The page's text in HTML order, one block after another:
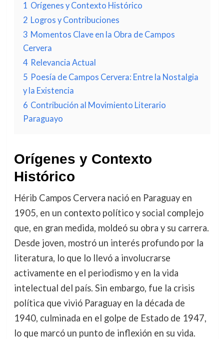
1 Orígenes y Contexto Histórico
2 Logros y Contribuciones
3 Momentos Clave en la Obra de Campos
Cervera
4 Relevancia Actual
5 Poesía de Campos Cervera: Entre la Nostalgia
y la Existencia
6 Contribución al Movimiento Literario
Paraguayo
Orígenes y Contexto
Histórico
Hérib Campos Cervera nació en Paraguay en
1905, en un contexto político y social complejo
que, en gran medida, moldeó su obra y su carrera.
Desde joven, mostró un interés profundo por la
literatura, lo que lo llevó a involucrarse
activamente en el periodismo y en la vida
intelectual del país. Sin embargo, fue la crisis
política que vivió Paraguay en la década de
1940, culminada en el golpe de Estado de 1947,
lo que marcó un punto de inflexión en su vida.